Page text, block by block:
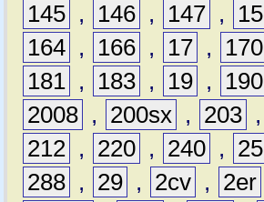
145 , 146 , 147 , 15
164 , 166 , 17 , 170
181 , 183 , 19 , 190
2008 , 200sx , 203 ,
212 , 220 , 240 , 25
288 , 29 , 2cv , 2er